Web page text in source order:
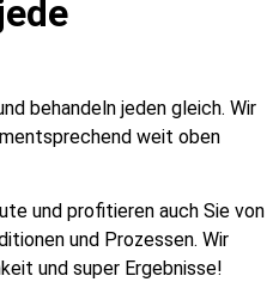
behandeln jeden gleich. Wir
weit oben
und profitieren auch Sie von
und Prozessen. Wir
und super Ergebnisse!